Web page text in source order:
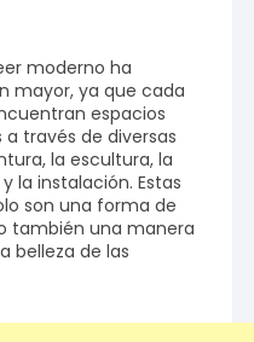
moderno ha
mayor, ya que cada
espacios
través de diversas
la escultura, la
la instalación. Estas
son una forma de
también una manera
belleza de las